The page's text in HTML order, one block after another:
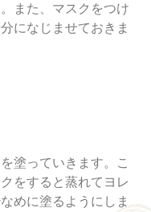
また、マスクをつけ
になじませておきま
塗っていきます。こ
をすると蒸れてヨレ
めに塗るようにしま